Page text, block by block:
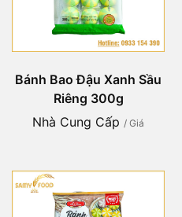
Bánh Bao Đậu Xanh Sầu
Riêng 300g
Nhà Cung Cấp / Giá